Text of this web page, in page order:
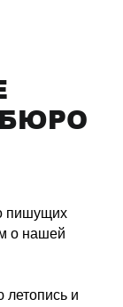
пишущих
о нашей
летопись и